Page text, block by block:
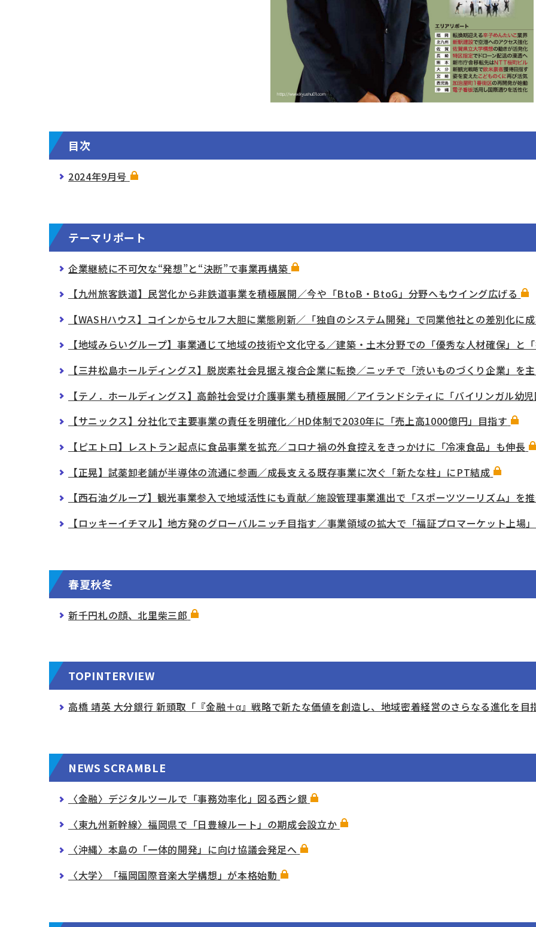
目次
2024年9月号
テーマリポート
企業継続に不可欠な“発想”と“決断”で事業再構築
【九州旅客鉄道】民営化から非鉄道事業を積極展開／今や「BtoB・BtoG」分野へもウイング広げる
【WASHハウス】コインからセルフ大胆に業態刷新／「独自のシステム開発」で同業他社との差別化に
【地域みらいグループ】事業通じて地域の技術や文化守る／建築・土木分野での「優秀な人材確保」と
【三井松島ホールディングス】脱炭素社会見据え複合企業に転換／ニッチで「渋いものづくり企業」を
【テノ．ホールディングス】高齢社会受け介護事業も積極展開／アイランドシティに「バイリンガル幼
【サニックス】分社化で主要事業の責任を明確化／HD体制で2030年に「売上高1000億円」目指す
【ピエトロ】レストラン起点に食品事業を拡充／コロナ禍の外食控えをきっかけに「冷凍食品」も伸長
【正晃】試薬卸老舗が半導体の流通に参画／成長支える既存事業に次ぐ「新たな柱」にPT結成
【西石油グループ】観光事業参入で地域活性にも貢献／施設管理事業進出で「スポーツツーリズム」を
【ロッキーイチマル】地方発のグローバルニッチ目指す／事業領域の拡大で「福証プロマーケット上場
春夏秋冬
新千円札の顔、北里柴三郎
TOPINTERVIEW
高橋 靖英 大分銀行 新頭取「『金融＋α』戦略で新たな価値を創造し、地域密着経営のさらなる進化を目
NEWS SCRAMBLE
〈金融〉デジタルツールで「事務効率化」図る西シ銀
〈東九州新幹線〉福岡県で「日豊線ルート」の期成会設立か
〈沖縄〉本島の「一体的開発」に向け協議会発足へ
〈大学〉「福岡国際音楽大学構想」が本格始動